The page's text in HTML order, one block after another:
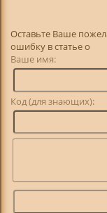
Оставьте Ваше
ошибку в статье о
Ваше имя:
Код (для знающих):